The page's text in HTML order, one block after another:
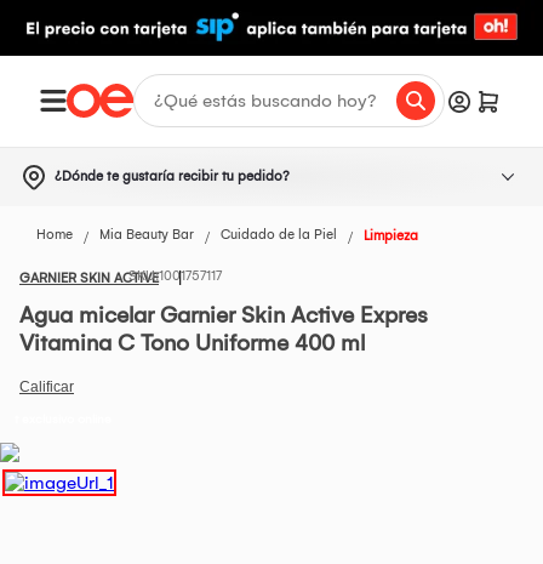
¿Dónde te gustaría recibir tu pedido?
Home Mia Beauty Bar Cuidado de la Piel Limpieza
GARNIER SKIN ACTIVE1001757117
Agua micelar Garnier Skin Active Expres
Vitamina C Tono Uniforme 400 ml